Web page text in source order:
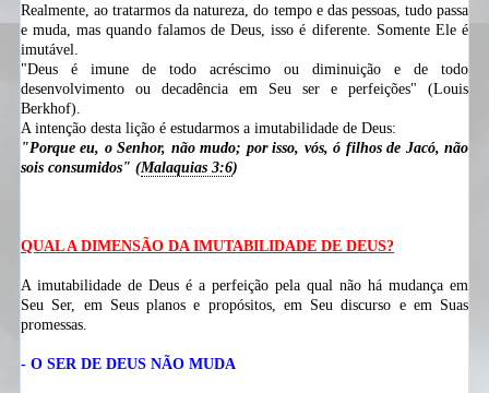
Realmente, ao tratarmos da natureza, do tempo e das pessoas, tudo passa
e muda, mas quando falamos de Deus, isso é diferente. Somente Ele é
imutável.
"Deus é imune de todo acréscimo ou diminuição e de todo
desenvolvimento ou decadência em Seu ser e perfeições" (Louis
Berkhof).
A intenção desta lição é estudarmos a imutabilidade de Deus:
"Porque eu, o Senhor, não mudo; por isso, vós, ó filhos de Jacó, não
sois consumidos" (Malaquias 3:6)
QUAL A DIMENSÃO DA IMUTABILIDADE DE DEUS?
A imutabilidade de Deus é a perfeição pela qual não há mudança em
Seu Ser, em Seus planos e propósitos, em Seu discurso e em Suas
promessas.
- O SER DE DEUS NÃO MUDA